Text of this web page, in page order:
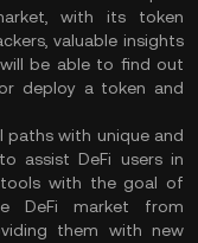
with its token
valuable insights
be able to find out
deploy a token and
paths with unique and
assist DeFi users in
tools with the goal of
DeFi market from
them with new